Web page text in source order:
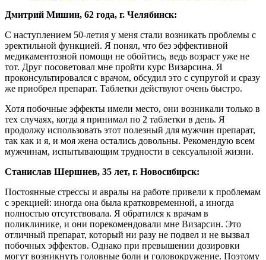
Дмитрий Мишин, 62 года, г. Челябинск:
С наступлением 50-летия у меня стали возникать проблемы с
эректильной функцией. Я понял, что без эффективной
медикаментозной помощи не обойтись, ведь возраст уже не
тот. Друг посоветовал мне пройти курс Визарсина. Я
проконсультировался с врачом, обсудил это с супругой и сразу
же приобрел препарат. Таблетки действуют очень быстро.
Хотя побочные эффекты имели место, они возникали только в
тех случаях, когда я принимал по 2 таблетки в день. Я
продолжу использовать этот полезный для мужчин препарат,
так как и я, и моя жена остались довольны. Рекомендую всем
мужчинам, испытывающим трудности в сексуальной жизни.
Станислав Шершнев, 35 лет, г. Новосибирск:
Постоянные стрессы и авралы на работе привели к проблемам
с эрекцией: иногда она была кратковременной, а иногда
полностью отсутствовала. Я обратился к врачам в
поликлинике, и они порекомендовали мне Визарсин. Это
отличный препарат, который ни разу не подвел и не вызвал
побочных эффектов. Однако при превышении дозировки
могут возникнуть головные боли и головокружение. Поэтому